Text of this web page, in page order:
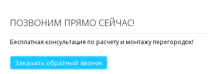
ПОЗВОНИМ ПРЯМО СЕЙЧАС!
Бесплатная консультация по расчету и монтажу перегородок!
Заказать обратный звонок